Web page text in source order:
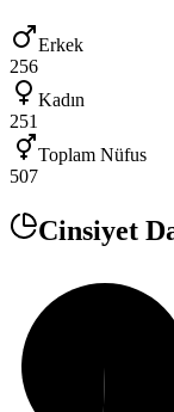
Erkek
256
Kadın
251
Toplam Nüfus
507
Cinsiyet